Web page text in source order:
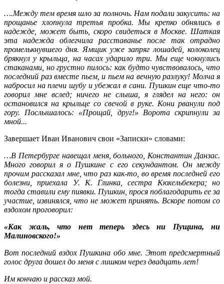
….Между тем время шло за полночь. Нам подали закусить: на
прощанье хлопнула третья пробка. Мы крепко обнялись в
надежде, может быть, скоро свидеться в Москве. Шаткая
эта надежда облегчила расставанье после так отрадно
промелькнувшего дня. Ямщик уже запряг лошадей, колоколец
брякнул у крыльца, на часах ударило три. Мы еще чокнулись
стаканами, но грустно пилось: как будто чувствовалось, что
последний раз вместе пьем, и пьем на вечную разлуку! Молча я
набросил на плечи шубу и убежал в сани. Пушкин еще что-то
говорил мне вслед; ничего не слыша, я глядел на него: он
остановился на крыльце со свечой в руке. Кони рванули под
гору. Послышалось: «Прощай, друг!» Ворота скрипнули за
мной...
Завершает Иван Иванович свои «Записки» словами:
…В Петербурге навещал меня, больного, Константин Данзас.
Много говорил я о Пушкине с его секундантом. Он между
прочим рассказал мне, что раз как-то, во время последней его
болезни, приехала У. К. Глинка, сестра Кюхельбекера; но
тогда ставили ему пиявки. Пушкин, прося поблагодарить ее за
участие, извинялся, что не может принять. Вскоре потом со
вздохом проговорил:
«Как жаль, что нет теперь здесь ни Пущина, ни
Малиновского!»
Вот последний вздох Пушкина обо мне. Этот предсмертный
голос друга дошел до меня с лишком через двадцать лет!
Им кончаю и рассказ мой.